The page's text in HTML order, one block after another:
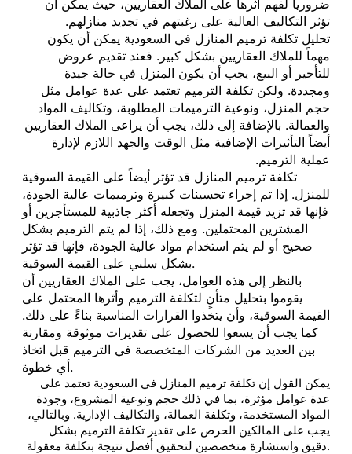
ضرورياً لفهم أثرها على الملاك العقاريين، حيث يمكن أن
تؤثر التكاليف العالية على رغبتهم في تجديد منازلهم.
تحليل تكلفة ترميم المنازل في السعودية يمكن أن يكون
مهماً للملاك العقاريين بشكل كبير. فعند تقديم عروض
للتأجير أو البيع، يجب أن يكون المنزل في حالة جيدة
ومجددة. ولكن تكلفة الترميم تعتمد على عدة عوامل مثل
حجم المنزل، ونوعية الترميمات المطلوبة، وتكاليف المواد
والعمالة. بالإضافة إلى ذلك، يجب أن يراعى الملاك العقاريين
أيضاً التأثيرات الإضافية مثل الوقت والجهد اللازم لإدارة
عملية الترميم.
تكلفة ترميم المنازل قد تؤثر أيضاً على القيمة السوقية
للمنزل. إذا تم إجراء تحسينات كبيرة وترميمات عالية الجودة،
فإنها قد تزيد قيمة المنزل وتجعله أكثر جاذبية للمستأجرين أو
المشترين المحتملين. ومع ذلك، إذا لم يتم الترميم بشكل
صحيح أو لم يتم استخدام مواد عالية الجودة، فإنها قد تؤثر
بشكل سلبي على القيمة السوقية.
بالنظر إلى هذه العوامل، يجب على الملاك العقاريين أن
يقوموا بتحليل متأنٍ لتكلفة الترميم وأثرها المحتمل على
القيمة السوقية، وأن يتخذوا القرارات المناسبة بناءً على ذلك.
كما يجب أن يسعوا للحصول على تقديرات موثوقة ومقارنة
بين العديد من الشركات المتخصصة في الترميم قبل اتخاذ
أي خطوة.
يمكن القول إن تكلفة ترميم المنازل في السعودية تعتمد على
عدة عوامل مؤثرة، بما في ذلك حجم ونوعية المشروع، وجودة
المواد المستخدمة، وتكلفة العمالة، والتكاليف الإدارية. وبالتالي،
يجب على المالكين الحرص على تقدير تكلفة الترميم بشكل
دقيق واستشارة متخصصين لتحقيق أفضل نتيجة بتكلفة معقولة.